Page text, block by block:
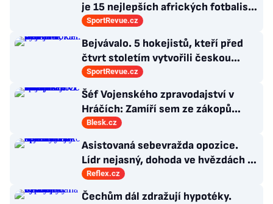
je 15 nejlepších afrických fotbalistů
všech dob
SportRevue.cz
Bejvávalo. 5 hokejistů, kteří před
čtvrt stoletím vytvořili českou
kolonii v Ottawě
SportRevue.cz
Šéf Vojenského zpravodajství v
Hráčích: Zamíří sem ze zákopů
desetitisíce Ukrajinců! Co s nimi?
Blesk.cz
Asistovaná sebevražda opozice.
Lídr nejasný, dohoda ve hvězdách a
Antibabiš by musel být jako Spider-
Man
Reflex.cz
Čechům dál zdražují hypotéky.